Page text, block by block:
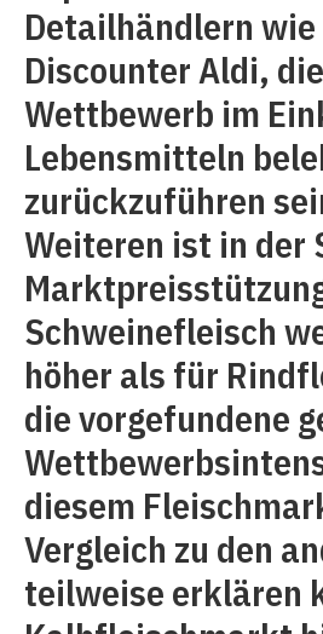
Detailhändlern wie
Discounter Aldi,
Wettbewerb im
Lebensmitteln
zurückzuführen
Weiteren ist in der
Schweinefleisch
höher als für
die vorgefundene
diesem
Vergleich zu den
teilweise erklären